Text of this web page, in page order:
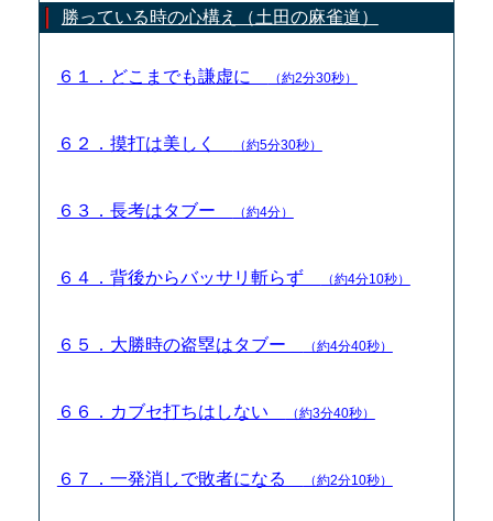
勝っている時の心構え（土田の麻雀道）
６１．どこまでも謙虚に （約2分30秒）
６２．摸打は美しく （約5分30秒）
６３．長考はタブー （約4分）
６４．背後からバッサリ斬らず （約4分10秒）
６５．大勝時の盗塁はタブー （約4分40秒）
６６．カブセ打ちはしない （約3分40秒）
６７．一発消しで敗者になる （約2分10秒）